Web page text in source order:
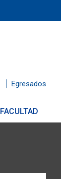
Egresados
FACULTAD